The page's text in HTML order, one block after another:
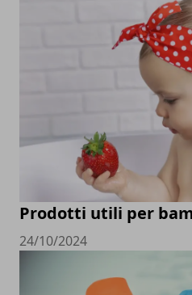
Prodotti utili per
24/10/2024